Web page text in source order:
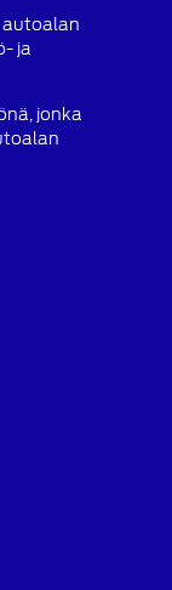
autoalan
ja
jonka